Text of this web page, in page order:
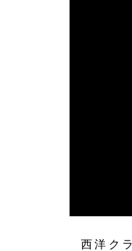
西洋ク